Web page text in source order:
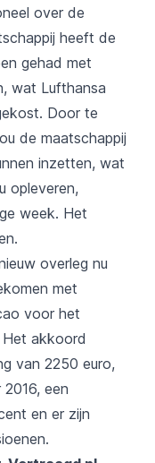
over de
heeft de
gehad met
wat Lufthansa
Door te
de maatschappij
inzetten, wat
opleveren,
week. Het
overleg nu
met
voor het
akkoord
van 2250 euro,
een
en er zijn